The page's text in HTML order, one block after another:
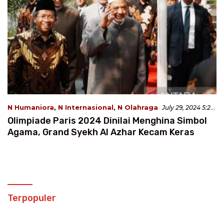
N Humaniora, N Internasional, N Olahraga July 29, 2024 5:24
WIB
Olimpiade Paris 2024 Dinilai Menghina Simbol
Agama, Grand Syekh Al Azhar Kecam Keras
Terpopuler